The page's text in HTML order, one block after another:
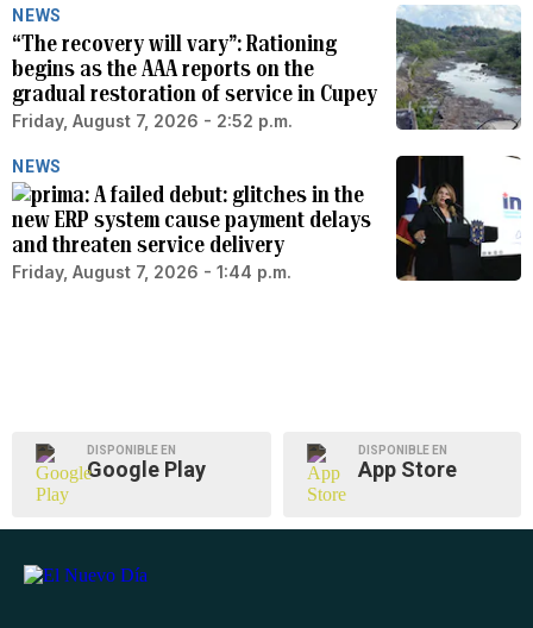
NEWS
“The recovery will vary”: Rationing
begins as the AAA reports on the
gradual restoration of service in Cupey
Friday, August 7, 2026 - 2:52 p.m.
NEWS
A failed debut: glitches in the
new ERP system cause payment delays
and threaten service delivery
Friday, August 7, 2026 - 1:44 p.m.
DISPONIBLE EN
Google Play
DISPONIBLE EN
App Store